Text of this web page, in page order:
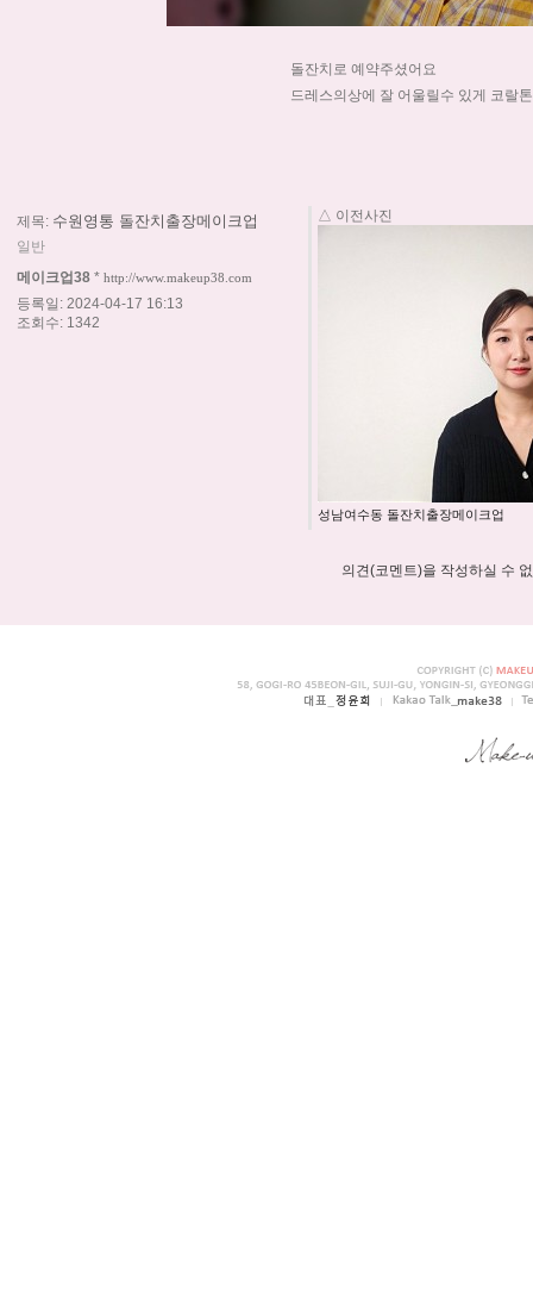
돌잔치로 예약주셨어요
드레스의상에 잘 어울릴수 있게 코랄
제목: 수원영통 돌잔치출장메이크업
일반
메이크업38 * http://www.makeup38.com
등록일: 2024-04-17 16:13
조회수: 1342
△ 이전사진
성남여수동 돌잔치출장메이크업
의견(코멘트)을 작성하실 수